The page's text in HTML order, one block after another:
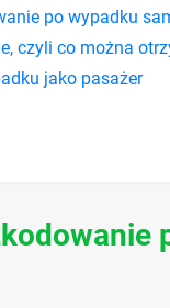
po wypadku
czyli co można
jako pasażer